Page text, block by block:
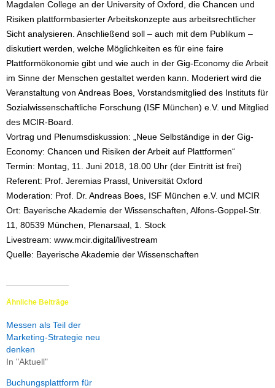
Magdalen College an der University of Oxford, die Chancen und
Risiken plattformbasierter Arbeitskonzepte aus arbeitsrechtlicher
Sicht analysieren. Anschließend soll – auch mit dem Publikum –
diskutiert werden, welche Möglichkeiten es für eine faire
Plattformökonomie gibt und wie auch in der Gig-Economy die Arbeit
im Sinne der Menschen gestaltet werden kann. Moderiert wird die
Veranstaltung von Andreas Boes, Vorstandsmitglied des Instituts für
Sozialwissenschaftliche Forschung (ISF München) e.V. und Mitglied
des MCIR-Board.
Vortrag und Plenumsdiskussion: „Neue Selbständige in der Gig-
Economy: Chancen und Risiken der Arbeit auf Plattformen“
Termin: Montag, 11. Juni 2018, 18.00 Uhr (der Eintritt ist frei)
Referent: Prof. Jeremias Prassl, Universität Oxford
Moderation: Prof. Dr. Andreas Boes, ISF München e.V. und MCIR
Ort: Bayerische Akademie der Wissenschaften, Alfons-Goppel-Str.
11, 80539 München, Plenarsaal, 1. Stock
Livestream: www.mcir.digital/livestream
Quelle: Bayerische Akademie der Wissenschaften
Ähnliche Beiträge
Messen als Teil der
Marketing-Strategie neu
denken
In "Aktuell"
Buchungsplattform für